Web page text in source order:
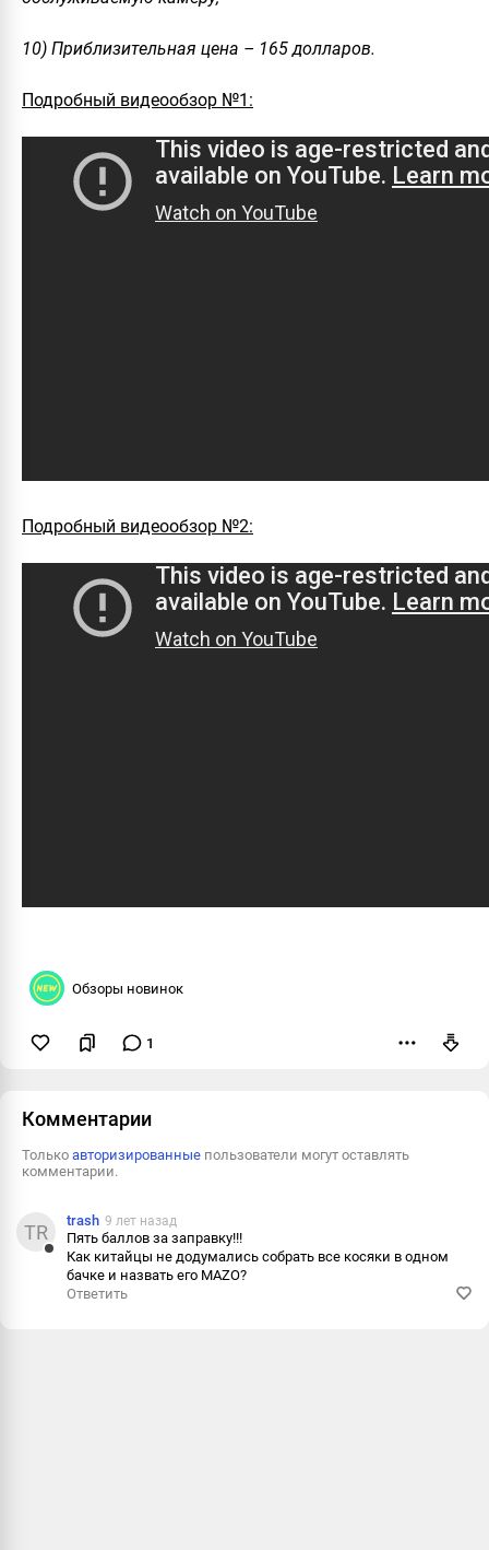
10) Приблизительная цена – 165 долларов.
Подробный видеообзор №1:
Подробный видеообзор №2:
Обзоры новинок
1
Комментарии
Только авторизированные пользователи могут оставлять
комментарии.
TR trash 9 лет назад
Пять баллов за заправку!!!
Как китайцы не додумались собрать все косяки в одном
бачке и назвать его MAZO?
Ответить
Ответить